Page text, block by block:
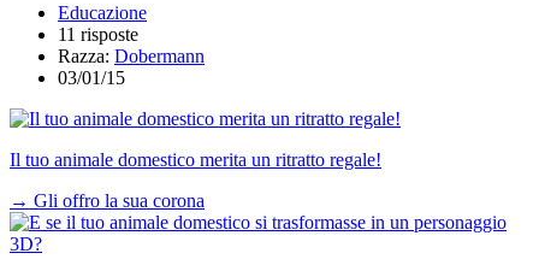
Educazione
11 risposte
Razza: Dobermann
03/01/15
Il tuo animale domestico merita un ritratto regale!
→ Gli offro la sua corona